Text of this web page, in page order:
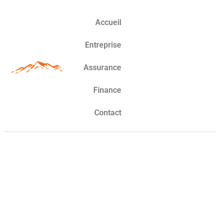
Accueil
Entreprise
Assurance
Finance
Contact